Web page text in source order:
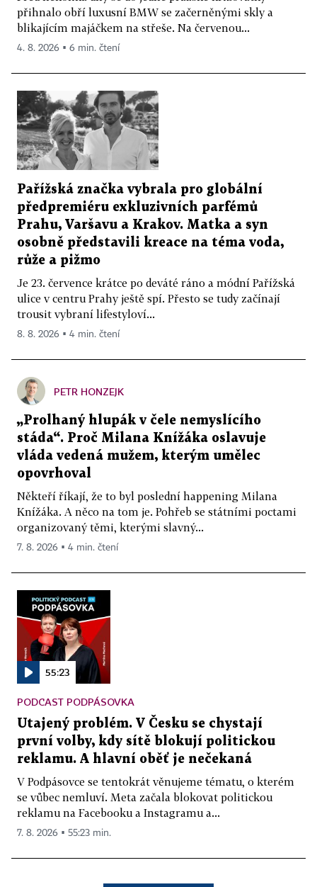
přihnalo obří luxusní BMW se začerněnými skly a
blikajícím majáčkem na střeše. Na červenou...
4. 8. 2026 ▪ 6 min. čtení
Pařížská značka vybrala pro globální
předpremiéru exkluzivních parfémů
Prahu, Varšavu a Krakov. Matka a syn
osobně představili kreace na téma voda,
růže a pižmo
Je 23. července krátce po deváté ráno a módní Pařížská
ulice v centru Prahy ještě spí. Přesto se tudy začínají
trousit vybraní lifestyloví...
8. 8. 2026 ▪ 4 min. čtení
PETR HONZEJK
„Prolhaný hlupák v čele nemyslícího
stáda“. Proč Milana Knížáka oslavuje
vláda vedená mužem, kterým umělec
opovrhoval
Někteří říkají, že to byl poslední happening Milana
Knížáka. A něco na tom je. Pohřeb se státními poctami
organizovaný těmi, kterými slavný...
7. 8. 2026 ▪ 4 min. čtení
55:23
PODCAST PODPÁSOVKA
Utajený problém. V Česku se chystají
první volby, kdy sítě blokují politickou
reklamu. A hlavní oběť je nečekaná
V Podpásovce se tentokrát věnujeme tématu, o kterém
se vůbec nemluví. Meta začala blokovat politickou
reklamu na Facebooku a Instagramu a...
7. 8. 2026 ▪ 55:23 min.